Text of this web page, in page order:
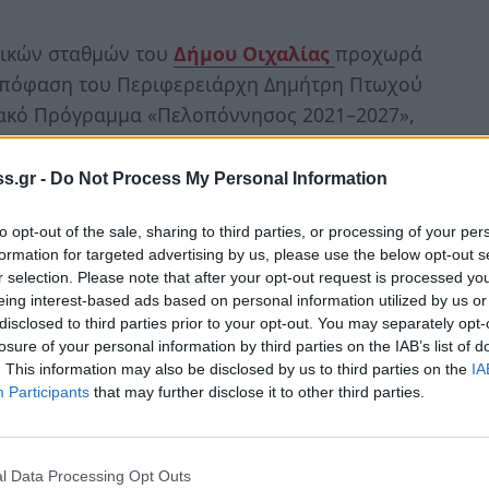
- Do Not Process My Personal Information
opt-out of the sale, sharing to third parties, or processing of your
for targeted advertising by us, please use the below opt-out
selection. Please note that after your opt-out request is processed
interest-based ads based on personal information utilized by us
to third parties prior to your opt-out. You may separately
of your personal information by third parties on the IAB’s list of
This information may also be disclosed by us to third parties on the
Participants that may further disclose it to other third parties.
Data Processing Opt Outs
σταθμών του Δήμου Οιχαλίας προχωρά
του Περιφερειάρχη Δημήτρη Πτωχού
Πρόγραμμα «Πελοπόννησος 2021–2027»,
δημόσια χρηματοδότηση από το
(ΕΤΠΑ).
σύγχρονου εξοπλισμού και δαπέδων
Δωρίου και Διαβολιτσίου,
με στόχο την ενίσχυση της ασφάλειας,
στην ποιοτική προσχολική
και τοποθέτηση χλοοτάπητα